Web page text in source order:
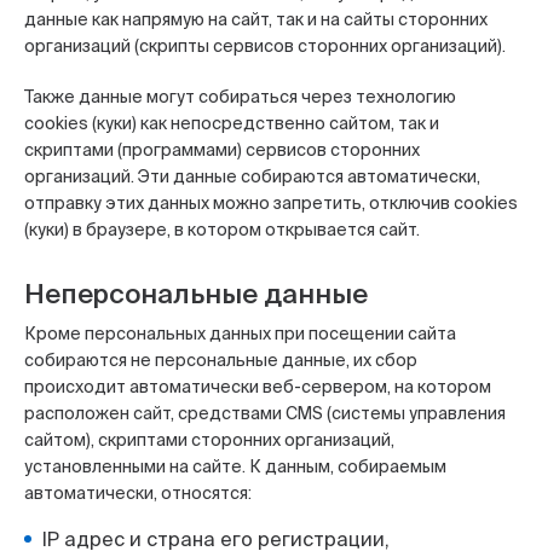
данные как напрямую на сайт, так и на сайты сторонних
организаций (скрипты сервисов сторонних организаций).
Также данные могут собираться через технологию
cookies (куки) как непосредственно сайтом, так и
скриптами (программами) сервисов сторонних
организаций. Эти данные собираются автоматически,
отправку этих данных можно запретить, отключив cookies
(куки) в браузере, в котором открывается сайт.
Неперсональные данные
Кроме персональных данных при посещении сайта
собираются не персональные данные, их сбор
происходит автоматически веб-сервером, на котором
расположен сайт, средствами CMS (системы управления
сайтом), скриптами сторонних организаций,
установленными на сайте. К данным, собираемым
автоматически, относятся:
IP адрес и страна его регистрации,